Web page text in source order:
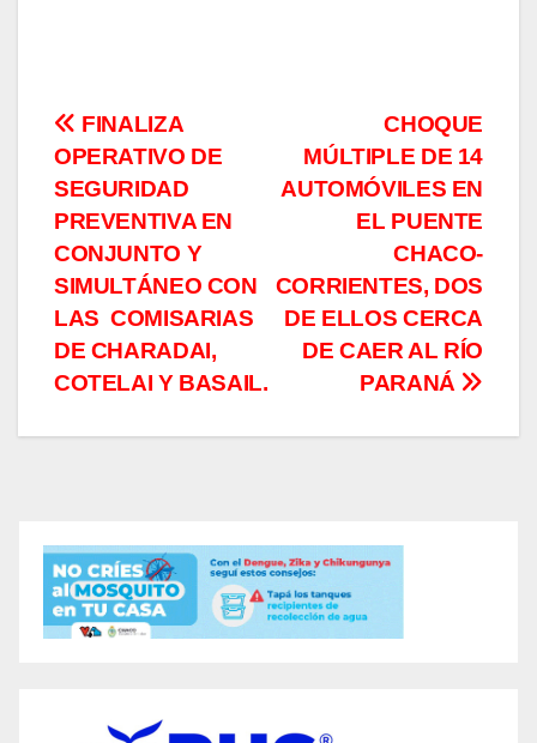
Navegación
de
entradas
CHOQUE
MÚLTIPLE DE 14
AUTOMÓVILES EN
EL PUENTE
CHACO-
CORRIENTES, DOS
DE ELLOS CERCA
DE CAER AL RÍO
PARANÁ
FINALIZA
OPERATIVO DE
SEGURIDAD
PREVENTIVA EN
CONJUNTO Y
SIMULTÁNEO CON
LAS COMISARIAS
DE CHARADAI,
COTELAI Y BASAIL.